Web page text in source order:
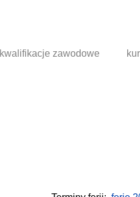
kwalifikacje zawodowe